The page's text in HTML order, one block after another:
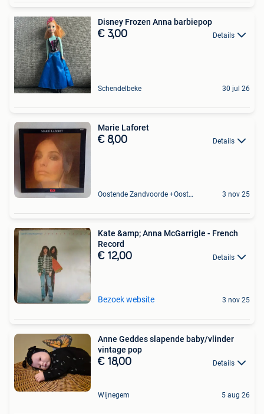
Disney Frozen Anna barbiepop
€ 3,00 Details
Schendelbeke 30 jul 26
Marie Laforet
€ 8,00 Details
Oostende Zandvoorde +Oostende 3 nov 25
Kate &amp; Anna McGarrigle - French
Record
€ 12,00 Details
Bezoek website 3 nov 25
Anne Geddes slapende baby/vlinder
vintage pop
€ 18,00 Details
Wijnegem 5 aug 26